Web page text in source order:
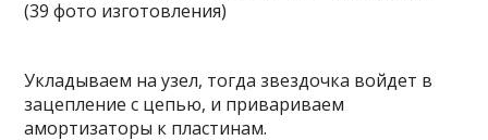
Укладываем на узел, тогда звездочка войдет в
зацепление с цепью, и привариваем
амортизаторы к пластинам.